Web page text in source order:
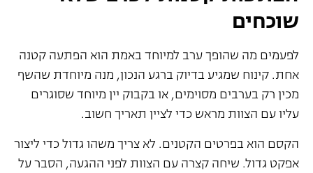
שוכחים
לפעמים מה שהופך ערב למיוחד באמת הוא הפתעה קטנה
אחת. קינוח שמגיע בדיוק ברגע הנכון, מנה מיוחדת שהשף
מכין רק בערבים מסוימים, או בקבוק יין מיוחד שסוגרים
עליו עם הצוות מראש כדי לציין תאריך חשוב.
הקסם הוא בפרטים הקטנים. לא צריך משהו גדול כדי ליצור
אפקט גדול. שיחה קצרה עם הצוות לפני ההגעה, הסבר על